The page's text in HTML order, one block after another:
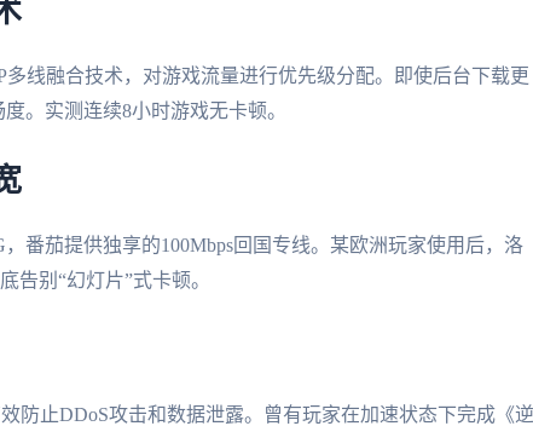
线融合技术，对游戏流量进行优先级分配。即使后台下载更
。实测连续8小时游戏无卡顿。
番茄提供独享的100Mbps回国专线。某欧洲玩家使用后，洛
告别“幻灯片”式卡顿。
防止DDoS攻击和数据泄露。曾有玩家在加速状态下完成《逆